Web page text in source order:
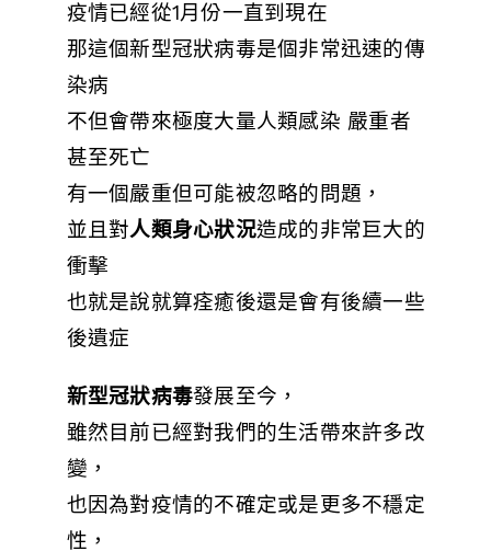
疫情已經從1月份一直到現在
那這個新型冠狀病毒是個非常迅速的傳
染病
不但會帶來極度大量人類感染 嚴重者
甚至死亡
有一個嚴重但可能被忽略的問題，
並且對人類身心狀況造成的非常巨大的
衝擊
也就是說就算痊癒後還是會有後續一些
後遺症
新型冠狀病毒發展至今，
雖然目前已經對我們的生活帶來許多改
變，
也因為對疫情的不確定或是更多不穩定
性，